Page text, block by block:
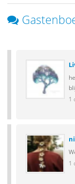
1
1